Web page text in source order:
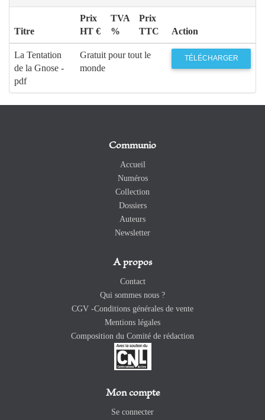
Titre
Prix
HT €
TVA
%
Prix
TTC
Action
La Tentation
de la Gnose -
pdf
Gratuit pour tout le
monde
TÉLÉCHARGER
Communio
Accueil
Numéros
Collection
Dossiers
Auteurs
Newsletter
A propos
Contact
Qui sommes nous ?
CGV -Conditions générales de vente
Mentions légales
Composition du Comité de rédaction
Mon compte
Se connecter